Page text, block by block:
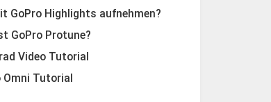
GoPro Highlights aufnehmen?
GoPro Protune?
Video Tutorial
Omni Tutorial